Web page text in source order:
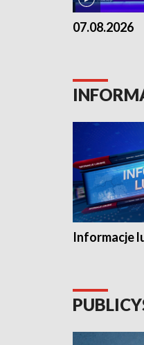
07.08.2026
Informacje